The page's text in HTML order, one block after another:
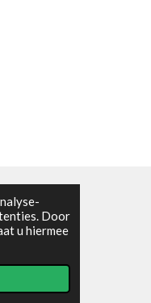
Door
u hiermee